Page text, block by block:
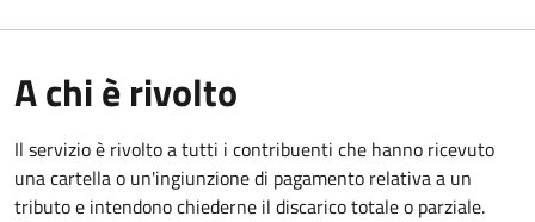
A chi è rivolto
Il servizio è rivolto a tutti i contribuenti che hanno ricevuto
una cartella o un'ingiunzione di pagamento relativa a un
tributo e intendono chiederne il discarico totale o parziale.